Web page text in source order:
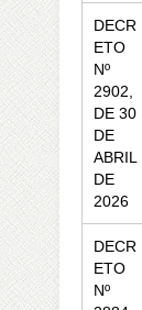
DECR
ETO
Nº
2902,
DE 30
DE
ABRIL
DE
2026
DECR
ETO
Nº